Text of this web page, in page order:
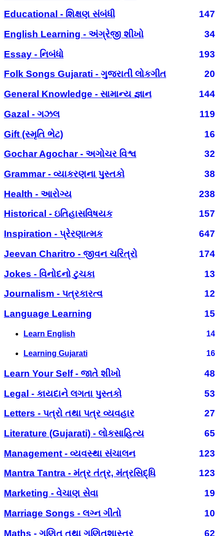
Educational - શિક્ષણ સંબંધી
147
English Learning - અંગ્રેજી શીખો
34
Essay - નિબંધો
193
Folk Songs Gujarati - ગુજરાતી લોકગીત
20
General Knowledge - સામાન્ય જ્ઞાન
144
Gazal - ગઝલ
119
Gift (સ્મૃતિ ભેટ)
16
Gochar Agochar - અગોચર વિશ્વ
32
Grammar - વ્યાકરણના પુસ્તકો
38
Health - આરોગ્ય
238
Historical - ઇતિહાસવિષયક
157
Inspiration - પ્રેરણાત્મક
647
Jeevan Charitro - જીવન ચરિત્રો
174
Jokes - વિનોદનો ટુચકા
13
Journalism - પત્રકારત્વ
12
Language Learning
15
Learn English 14
Learning Gujarati 16
Learn Your Self - જાતે શીખો
48
Legal - કાયદાને લગતા પુસ્તકો
53
Letters - પત્રો તથા પત્ર વ્યવહાર
27
Literature (Gujarati) - લોકસાહિત્ય
65
Management - વ્યવસ્થા સંચાલન
123
Mantra Tantra - મંત્ર તંત્ર, મંત્રસિદ્ધિ
123
Marketing - વેચાણ સેવા
19
Marriage Songs - લગ્ન ગીતો
10
Maths - ગણિત તથા ગણિતશાસ્ત્ર
62